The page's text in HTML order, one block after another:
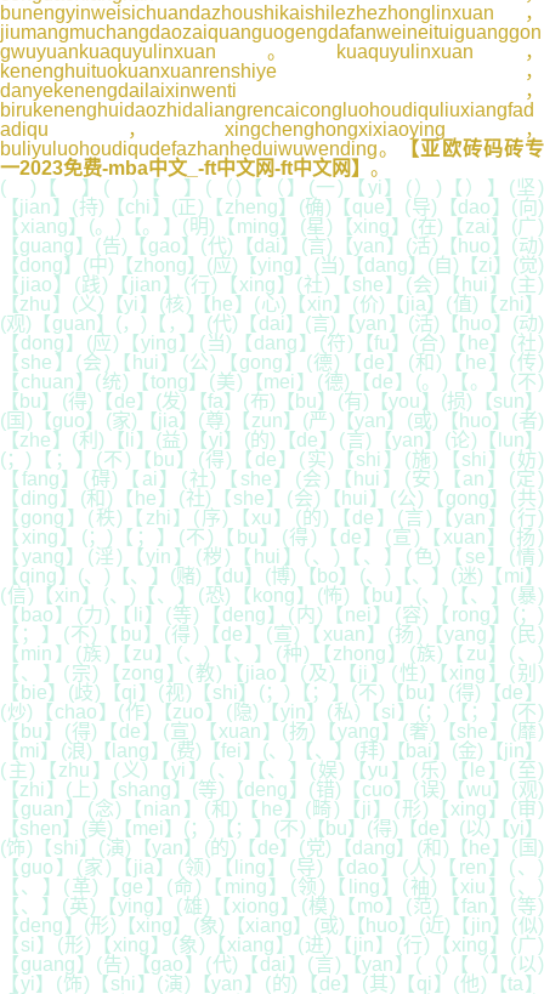
bunengyinweisichuandazhoushikaishilezhezhonglinxuan，
jiumangmuchangdaozaiquanguogengdafanweineituiguanggon
gwuyuankuaquyulinxuan。kuaquyulinxuan，
kenenghuituokuanxuanrenshiye，
danyekenengdailaixinwenti，
birukenenghuidaozhidaliangrencaicongluohoudiquliuxiangfad
adiqu，xingchenghongxixiaoying，
buliyuluohoudiqudefazhanheduiwuwending。
【亚欧砖码砖专
一2023免费-mba中文_-ft中文网-ft中文网】 。
( )【 】( )【 】(（)【（】(一)【yi】(）)【）】(坚)
【jian】(持)【chi】(正)【zheng】(确)【que】(导)【dao】(向)
【xiang】(。)【。】(明)【ming】(星)【xing】(在)【zai】(广)
【guang】(告)【gao】(代)【dai】(言)【yan】(活)【huo】(动)
【dong】(中)【zhong】(应)【ying】(当)【dang】(自)【zi】(觉)
【jiao】(践)【jian】(行)【xing】(社)【she】(会)【hui】(主)
【zhu】(义)【yi】(核)【he】(心)【xin】(价)【jia】(值)【zhi】
(观)【guan】(，)【，】(代)【dai】(言)【yan】(活)【huo】(动)
【dong】(应)【ying】(当)【dang】(符)【fu】(合)【he】(社)
【she】(会)【hui】(公)【gong】(德)【de】(和)【he】(传)
【chuan】(统)【tong】(美)【mei】(德)【de】(。)【。】(不)
【bu】(得)【de】(发)【fa】(布)【bu】(有)【you】(损)【sun】
(国)【guo】(家)【jia】(尊)【zun】(严)【yan】(或)【huo】(者)
【zhe】(利)【li】(益)【yi】(的)【de】(言)【yan】(论)【lun】
(；)【；】(不)【bu】(得)【de】(实)【shi】(施)【shi】(妨)
【fang】(碍)【ai】(社)【she】(会)【hui】(安)【an】(定)
【ding】(和)【he】(社)【she】(会)【hui】(公)【gong】(共)
【gong】(秩)【zhi】(序)【xu】(的)【de】(言)【yan】(行)
【xing】(；)【；】(不)【bu】(得)【de】(宣)【xuan】(扬)
【yang】(淫)【yin】(秽)【hui】(、)【、】(色)【se】(情)
【qing】(、)【、】(赌)【du】(博)【bo】(、)【、】(迷)【mi】
(信)【xin】(、)【、】(恐)【kong】(怖)【bu】(、)【、】(暴)
【bao】(力)【li】(等)【deng】(内)【nei】(容)【rong】(；)
【；】(不)【bu】(得)【de】(宣)【xuan】(扬)【yang】(民)
【min】(族)【zu】(、)【、】(种)【zhong】(族)【zu】(、)
【、】(宗)【zong】(教)【jiao】(及)【ji】(性)【xing】(别)
【bie】(歧)【qi】(视)【shi】(；)【；】(不)【bu】(得)【de】
(炒)【chao】(作)【zuo】(隐)【yin】(私)【si】(；)【；】(不)
【bu】(得)【de】(宣)【xuan】(扬)【yang】(奢)【she】(靡)
【mi】(浪)【lang】(费)【fei】(、)【、】(拜)【bai】(金)【jin】
(主)【zhu】(义)【yi】(、)【、】(娱)【yu】(乐)【le】(至)
【zhi】(上)【shang】(等)【deng】(错)【cuo】(误)【wu】(观)
【guan】(念)【nian】(和)【he】(畸)【ji】(形)【xing】(审)
【shen】(美)【mei】(；)【；】(不)【bu】(得)【de】(以)【yi】
(饰)【shi】(演)【yan】(的)【de】(党)【dang】(和)【he】(国)
【guo】(家)【jia】(领)【ling】(导)【dao】(人)【ren】(、)
【、】(革)【ge】(命)【ming】(领)【ling】(袖)【xiu】(、)
【、】(英)【ying】(雄)【xiong】(模)【mo】(范)【fan】(等)
【deng】(形)【xing】(象)【xiang】(或)【huo】(近)【jin】(似)
【si】(形)【xing】(象)【xiang】(进)【jin】(行)【xing】(广)
【guang】(告)【gao】(代)【dai】(言)【yan】(（)【（】(以)
【yi】(饰)【shi】(演)【yan】(的)【de】(其)【qi】(他)【ta】